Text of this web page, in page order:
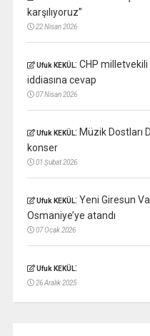
karşılıyoruz”
22 Nisan 2026
Ufuk KEKÜL: CHP milletvekili
iddiasına cevap
07 Nisan 2026
Ufuk KEKÜL: Müzik Dostları
konser
01 Şubat 2026
Ufuk KEKÜL: Yeni Giresun
Osmaniye’ye atandı
07 Ocak 2026
Ufuk KEKÜL:
26 Aralık 2025